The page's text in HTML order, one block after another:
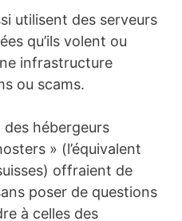
utilisent des serveurs
qu’ils volent ou
infrastructure
ou scams.
des hébergeurs
» (l’équivalent
offraient de
poser de questions
à celles des